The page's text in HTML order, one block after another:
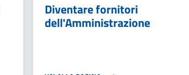
Diventare fornitori
dell'Amministrazione